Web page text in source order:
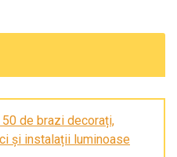
de brazi decorați,
și instalații luminoase